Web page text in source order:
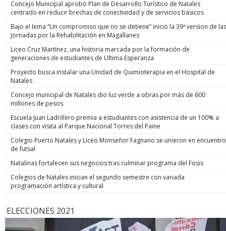
Concejo Municipal aprobó Plan de Desarrollo Turístico de Natales
centrado en reducir brechas de conectividad y de servicios básicos
Bajo el lema “Un compromiso que no se detiene” inició la 39ª version de las
Jornadas por la Rehabilitación en Magallanes
Liceo Cruz Martínez, una historia marcada por la formación de
generaciones de estudiantes de Ultima Esperanza
Proyecto busca instalar una Unidad de Quimioterapia en el Hospital de
Natales
Concejo municipal de Natales dio luz verde a obras por más de 600
millones de pesos
Escuela Juan Ladrillero premia a estudiantes con asistencia de un 100% a
clases con visita al Parque Nacional Torres del Paine
Colegio Puerto Natales y Liceo Monseñor Fagnano se unieron en encuentro
de futsal
Natalinas fortalecen sus negocios tras culminar programa del Fosis
Colegios de Natales inician el segundo semestre con variada
programación artística y cultural
ELECCIONES 2021